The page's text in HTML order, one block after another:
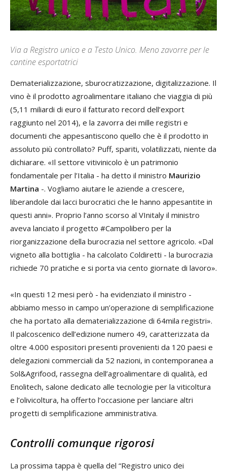
Via a Registro unico e a Testo Unico. Meno zavorre per le
cantine esportatrici
Dematerializzazione, sburocratizzazione, digitalizzazione. Il
vino è il prodotto agroalimentare italiano che viaggia di più
(5,11 miliardi di euro il fatturato record dell’export
raggiunto nel 2014), e la zavorra dei mille registri e
documenti che appesantiscono quello che è il prodotto in
assoluto più controllato? Puff, spariti, volatilizzati, niente da
dichiarare. «Il settore vitivinicolo è un patrimonio
fondamentale per l’Italia - ha detto il ministro Maurizio
Martina -. Vogliamo aiutare le aziende a crescere,
liberandole dai lacci burocratici che le hanno appesantite in
questi anni». Proprio l’anno scorso al VInitaly il ministro
aveva lanciato il progetto #Campolibero per la
riorganizzazione della burocrazia nel settore agricolo. «Dal
vigneto alla bottiglia - ha calcolato Coldiretti - la burocrazia
richiede 70 pratiche e si porta via cento giornate di lavoro».
«In questi 12 mesi però - ha evidenziato il ministro -
abbiamo messo in campo un’operazione di semplificazione
che ha portato alla dematerializzazione di 64mila registri».
Il palcoscenico dell’edizione numero 49, caratterizzata da
oltre 4.000 espositori presenti provenienti da 120 paesi e
delegazioni commerciali da 52 nazioni, in contemporanea a
Sol&Agrifood, rassegna dell’agroalimentare di qualità, ed
Enolitech, salone dedicato alle tecnologie per la viticoltura
e l’olivicoltura, ha offerto l’occasione per lanciare altri
progetti di semplificazione amministrativa.
Controlli comunque rigorosi
La prossima tappa è quella del “Registro unico dei